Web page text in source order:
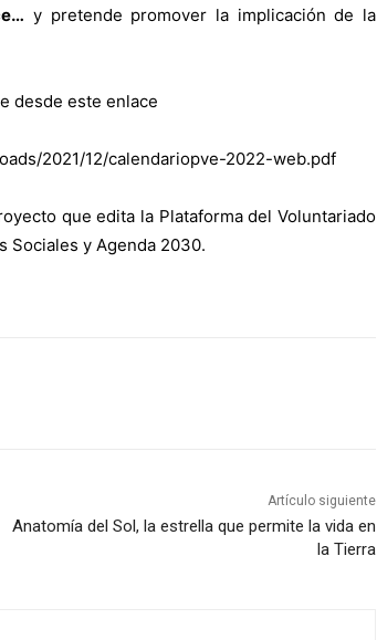
y pretende promover la implicación de la
desde este enlace
2021/12/calendariopve-2022-web.pdf
que edita la Plataforma del Voluntariado
Sociales y Agenda 2030.
Artículo siguiente
Anatomía del Sol, la estrella que permite la vida en
la Tierra